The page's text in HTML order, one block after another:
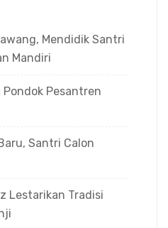
Mendidik Santri
Mandiri
Pesantren
Santri Calon
Lestarikan Tradisi